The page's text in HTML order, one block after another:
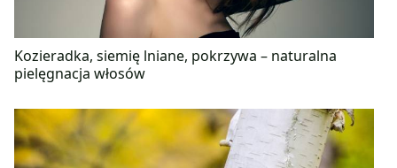
Kozieradka, siemię lniane, pokrzywa – naturalna
pielęgnacja włosów